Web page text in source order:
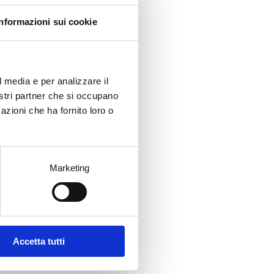
sui cookie
e per analizzare il
partner che si occupano
che ha fornito loro o
Marketing
Accetta tutti